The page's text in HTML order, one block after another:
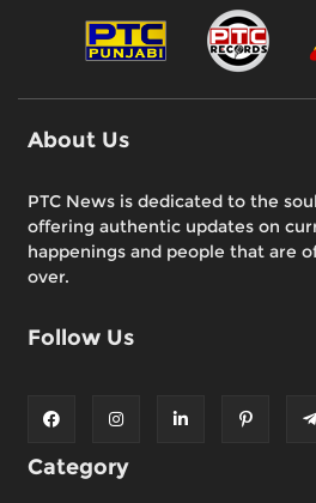
About Us
PTC News is dedicated to the
offering authentic updates on
happenings and people that are
over.
Follow Us
Category